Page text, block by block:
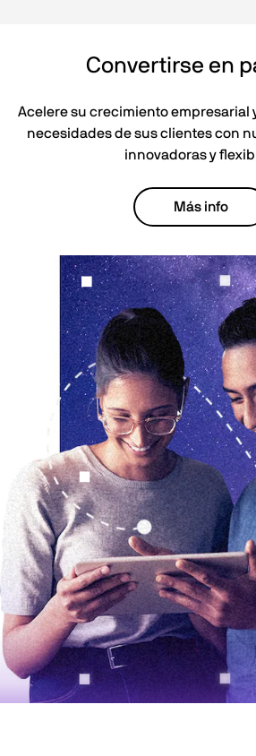
Convertirse en
Acelere su crecimiento empresarial
necesidades de sus clientes con
innovadoras y
Más info